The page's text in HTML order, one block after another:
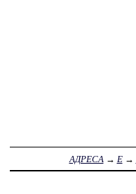
АДРЕСА → Е→